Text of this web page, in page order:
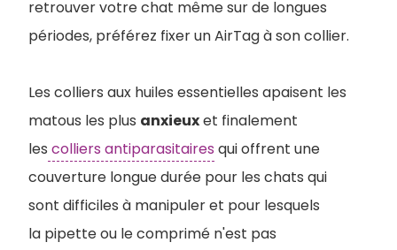
retrouver votre chat même sur de longues
périodes, préférez fixer un AirTag à son collier.
Les colliers aux huiles essentielles apaisent les
matous les plus anxieuxet finalement
les colliers antiparasitaires qui offrent une
couverture longue durée pour les chats qui
sont difficiles à manipuler et pour lesquels
la pipette ou le comprimé n'est pas